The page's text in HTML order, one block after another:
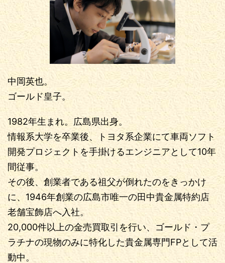
中岡英也。
ゴールド皇子。
1982年生まれ。広島県出身。
情報系大学を卒業後、トヨタ系企業にて車両ソフト
開発プロジェクトを手掛けるエンジニアとして10年
間従事。
その後、創業者である祖父が倒れたのをきっかけ
に、1946年創業の広島市唯一の田中貴金属特約店
老舗宝飾店へ入社。
20,000件以上の金売買取引を行い、ゴールド・プ
ラチナの現物のみに特化した貴金属専門FPとして活
動中。